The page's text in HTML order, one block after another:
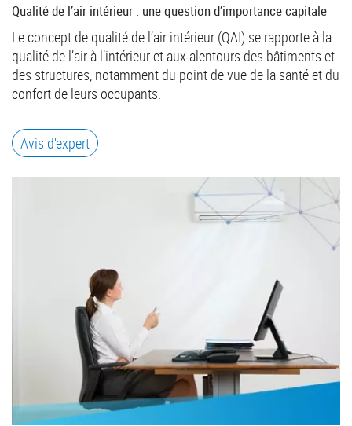
Qualité de l’air intérieur : une question d’importance capitale
Le concept de qualité de l’air intérieur (QAI) se rapporte à la
qualité de l’air à l’intérieur et aux alentours des bâtiments et
des structures, notamment du point de vue de la santé et du
confort de leurs occupants.
Avis d'expert